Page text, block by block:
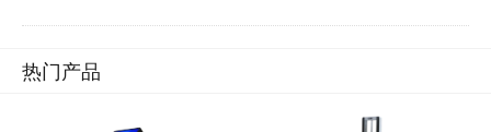
热门产品